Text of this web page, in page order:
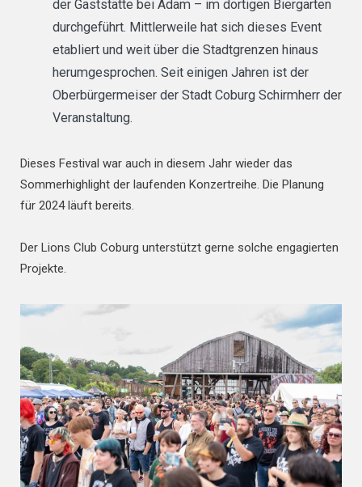
der Gaststätte bei Adam – im dortigen Biergarten
durchgeführt. Mittlerweile hat sich dieses Event
etabliert und weit über die Stadtgrenzen hinaus
herumgesprochen. Seit einigen Jahren ist der
Oberbürgermeiser der Stadt Coburg Schirmherr der
Veranstaltung.
Dieses Festival war auch in diesem Jahr wieder das
Sommerhighlight der laufenden Konzertreihe. Die Planung
für 2024 läuft bereits.
Der Lions Club Coburg unterstützt gerne solche engagierten
Projekte.